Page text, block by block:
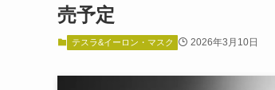
売予定
テスラ&イーロン・マスク 2026年3月10日